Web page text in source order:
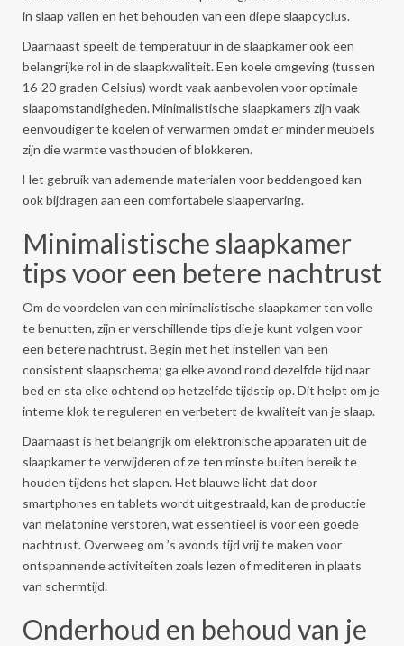
in slaap vallen en het behouden van een diepe slaapcyclus.
Daarnaast speelt de temperatuur in de slaapkamer ook een
belangrijke rol in de slaapkwaliteit. Een koele omgeving (tussen
16-20 graden Celsius) wordt vaak aanbevolen voor optimale
slaapomstandigheden. Minimalistische slaapkamers zijn vaak
eenvoudiger te koelen of verwarmen omdat er minder meubels
zijn die warmte vasthouden of blokkeren.
Het gebruik van ademende materialen voor beddengoed kan
ook bijdragen aan een comfortabele slaapervaring.
Minimalistische slaapkamer
tips voor een betere nachtrust
Om de voordelen van een minimalistische slaapkamer ten volle
te benutten, zijn er verschillende tips die je kunt volgen voor
een betere nachtrust. Begin met het instellen van een
consistent slaapschema; ga elke avond rond dezelfde tijd naar
bed en sta elke ochtend op hetzelfde tijdstip op. Dit helpt om je
interne klok te reguleren en verbetert de kwaliteit van je slaap.
Daarnaast is het belangrijk om elektronische apparaten uit de
slaapkamer te verwijderen of ze ten minste buiten bereik te
houden tijdens het slapen. Het blauwe licht dat door
smartphones en tablets wordt uitgestraald, kan de productie
van melatonine verstoren, wat essentieel is voor een goede
nachtrust. Overweeg om ’s avonds tijd vrij te maken voor
ontspannende activiteiten zoals lezen of mediteren in plaats
van schermtijd.
Onderhoud en behoud van je